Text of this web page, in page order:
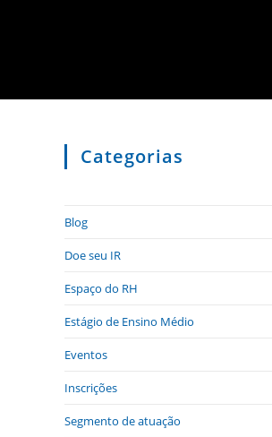
Categorias
Blog
Doe seu IR
Espaço do RH
Estágio de Ensino Médio
Eventos
Inscrições
Segmento de atuação